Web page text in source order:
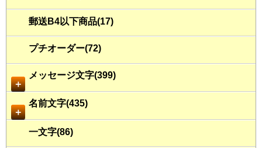
郵送B4以下商品(17)
プチオーダー(72)
＋
メッセージ文字(399)
＋
名前文字(435)
一文字(86)